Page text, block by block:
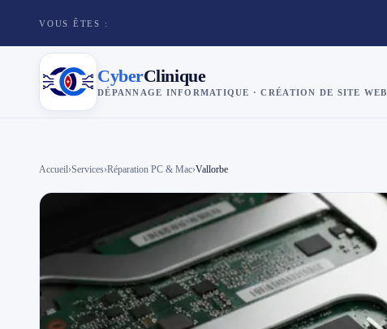
VOUS ÊTES :
CyberClinique
DÉPANNAGE INFORMATIQUE · CRÉATION DE SITE WEB
Réparation téléphone
Tarifs
Accueil›Services›Réparation PC & Mac›Vallorbe